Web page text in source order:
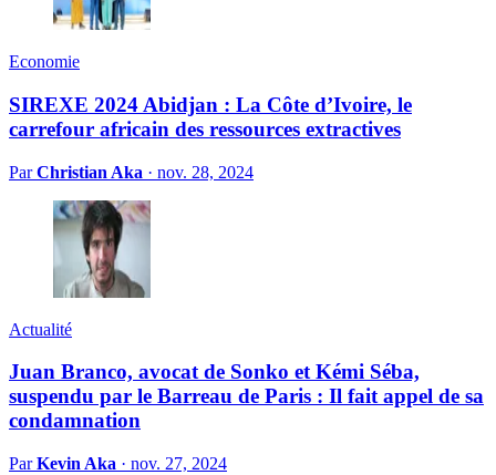
Economie
SIREXE 2024 Abidjan : La Côte d’Ivoire, le
carrefour africain des ressources extractives
ParChristian Aka · nov. 28, 2024
Actualité
Juan Branco, avocat de Sonko et Kémi Séba,
suspendu par le Barreau de Paris : Il fait appel de sa
condamnation
ParKevin Aka · nov. 27, 2024